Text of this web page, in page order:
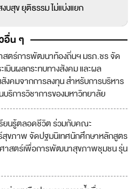
บสุข ยุติธรรม ไม่แบ่งแยก
อื่น ๆ
สตร์การพัฒนาท้องถิ่นฯ มรภ.ชร จัด
เมินผลกระทบทางสังคม และผล
งคมจากการลงทุน สำหรับการบริหาร
บริการวิชาการของมหาวิทยาลัย
ยนรู้ตลอดชีวิต ร่วมกับคณะ
ขภาพ จัดปฐมนิเทศนักศึกษาหลักสูตร
าสตร์เพื่อการพัฒนาสุขภาพชุมชน รุ่น